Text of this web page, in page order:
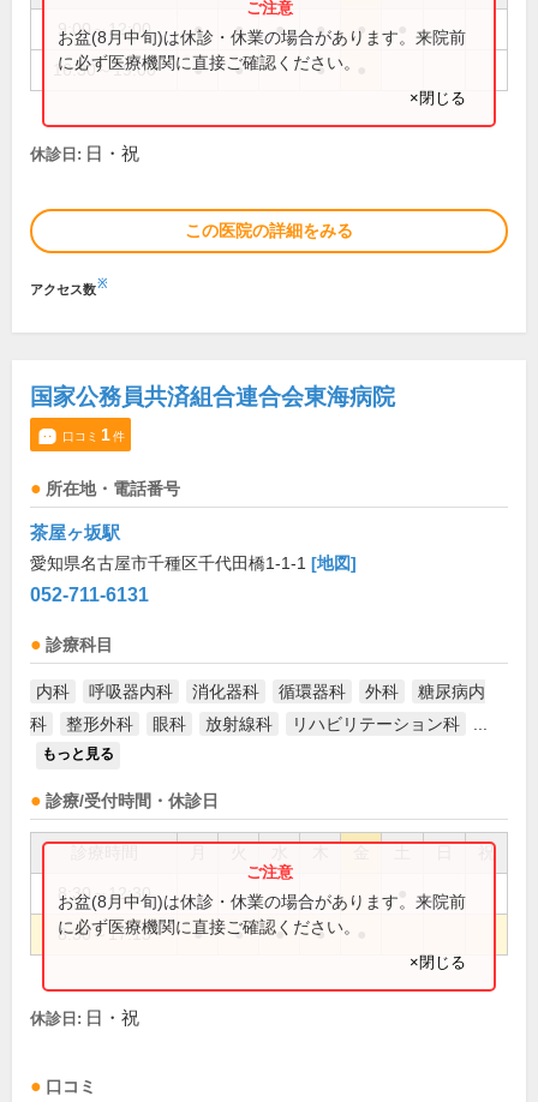
9:00～12:00 ● ● ● ● ●
16:30～19:00 ● ● ●
お盆(8月中旬)は休診・休業の場合があります。来院前
に必ず医療機関に直接ご確認ください。
×閉じる
休診日: 日・祝
この医院の詳細をみる
アクセス数※
国家公務員共済組合連合会東海病院
口コミ 1件
所在地・電話番号
茶屋ヶ坂駅
愛知県名古屋市千種区千代田橋1-1-1 [地図]
052-711-6131
診療科目
内科 呼吸器内科 消化器科 循環器科 外科
糖尿病内
科
整形外科 眼科 放射線科 リハビリテーション科
もっと見る
診療/受付時間・休診日
祝
8:30～12:30
8:30～17:15 ● ● ● ●
お盆(8月中旬)は休診・休業の場合があります。来院前
に必ず医療機関に直接ご確認ください。
×閉じる
休診日: 日・祝
口コミ